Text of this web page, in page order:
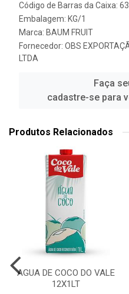
Código de Barras da Caixa:
Embalagem: KG/1
Marca: BAUM FRUIT
Fornecedor: OBS
LTDA
Faça
cadastre-se para
Produtos Relacionados
AGUA DE COCO DO VALE
12X1LT